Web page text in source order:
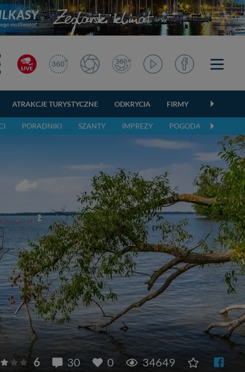
ATRAKCJE TURYSTYCZNE ODKRYCIA FIRMY
PORADNIKI SZANTY IMPREZY POGODA
6 30 0 34649